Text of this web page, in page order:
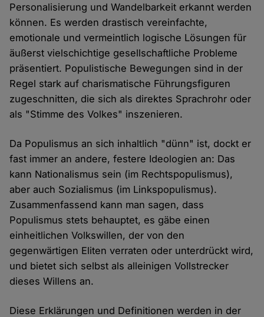
Personalisierung und Wandelbarkeit erkannt werden
können. Es werden drastisch vereinfachte,
emotionale und vermeintlich logische Lösungen für
äußerst vielschichtige gesellschaftliche Probleme
präsentiert. Populistische Bewegungen sind in der
Regel stark auf charismatische Führungsfiguren
zugeschnitten, die sich als direktes Sprachrohr oder
als "Stimme des Volkes" inszenieren.
Da Populismus an sich inhaltlich "dünn" ist, dockt er
fast immer an andere, festere Ideologien an: Das
kann Nationalismus sein (im Rechtspopulismus),
aber auch Sozialismus (im Linkspopulismus).
Zusammenfassend kann man sagen, dass
Populismus stets behauptet, es gäbe einen
einheitlichen Volkswillen, der von den
gegenwärtigen Eliten verraten oder unterdrückt wird,
und bietet sich selbst als alleinigen Vollstrecker
dieses Willens an.
Diese Erklärungen und Definitionen werden in der